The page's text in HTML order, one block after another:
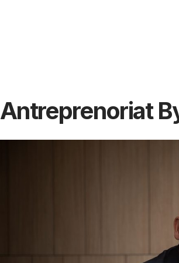
Antreprenoriat